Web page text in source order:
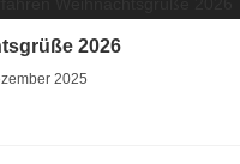
2026
2025